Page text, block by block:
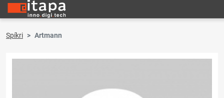
Spíkri Artmann